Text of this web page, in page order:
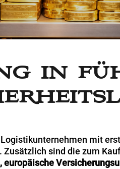
in
mit
Zusätzlich sind die zum
europäische